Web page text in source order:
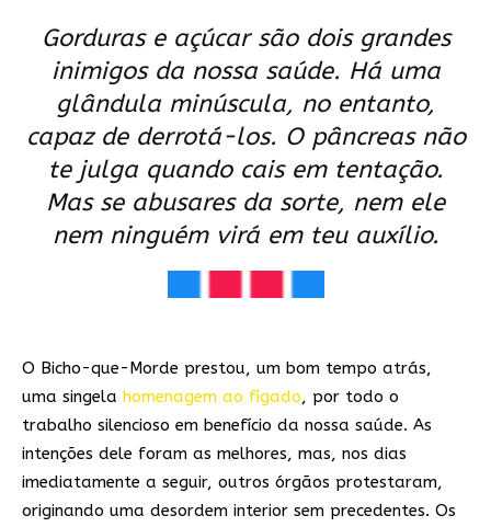
Gorduras e açúcar são dois grandes
inimigos da nossa saúde. Há uma
glândula minúscula, no entanto,
capaz de derrotá-los. O pâncreas não
te julga quando cais em tentação.
Mas se abusares da sorte, nem ele
nem ninguém virá em teu auxílio.
O Bicho-que-Morde prestou, um bom tempo atrás,
uma singela homenagem ao fígado, por todo o
trabalho silencioso em benefício da nossa saúde. As
intenções dele foram as melhores, mas, nos dias
imediatamente a seguir, outros órgãos protestaram,
originando uma desordem interior sem precedentes. Os